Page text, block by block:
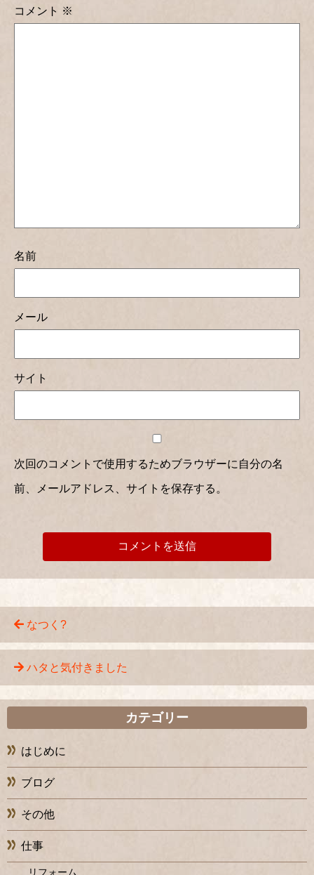
コメント ※
名前
メール
サイト
次回のコメントで使用するためブラウザーに自分の名
前、メールアドレス、サイトを保存する。
なつく?
ハタと気付きました
カテゴリー
はじめに
ブログ
その他
仕事
リフォーム